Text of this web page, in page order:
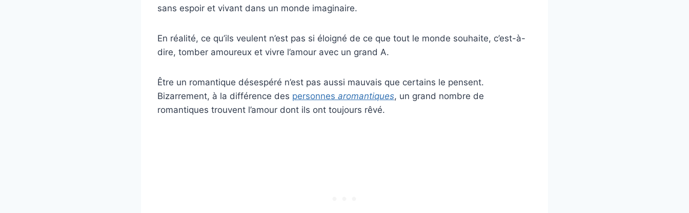
sans espoir et vivant dans un monde imaginaire.
En réalité, ce qu’ils veulent n’est pas si éloigné de ce que tout le monde souhaite, c’est-à-
dire, tomber amoureux et vivre l’amour avec un grand A.
Être un romantique désespéré n’est pas aussi mauvais que certains le pensent.
Bizarrement, à la différence des personnes aromantiques, un grand nombre de
romantiques trouvent l’amour dont ils ont toujours rêvé.